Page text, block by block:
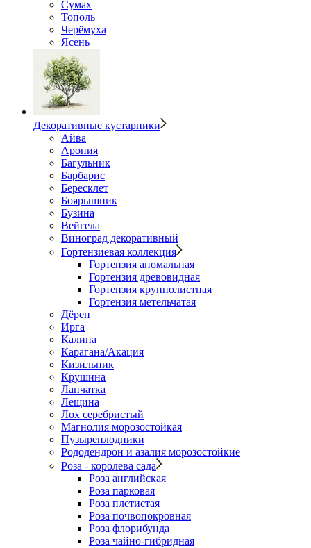
Сумах
Тополь
Черёмуха
Ясень
Декоративные кустарники
Айва
Арония
Багульник
Барбарис
Бересклет
Боярышник
Бузина
Вейгела
Виноград декоративный
Гортензиевая коллекция
Гортензия аномальная
Гортензия древовидная
Гортензия крупнолистная
Гортензия метельчатая
Дёрен
Ирга
Калина
Карагана/Акация
Кизильник
Крушина
Лапчатка
Лещина
Лох серебристый
Магнолия морозостойкая
Пузыреплодники
Рододендрон и азалия морозостойкие
Роза - королева сада
Роза английская
Роза парковая
Роза плетистая
Роза почвопокровная
Роза флорибунда
Роза чайно-гибридная